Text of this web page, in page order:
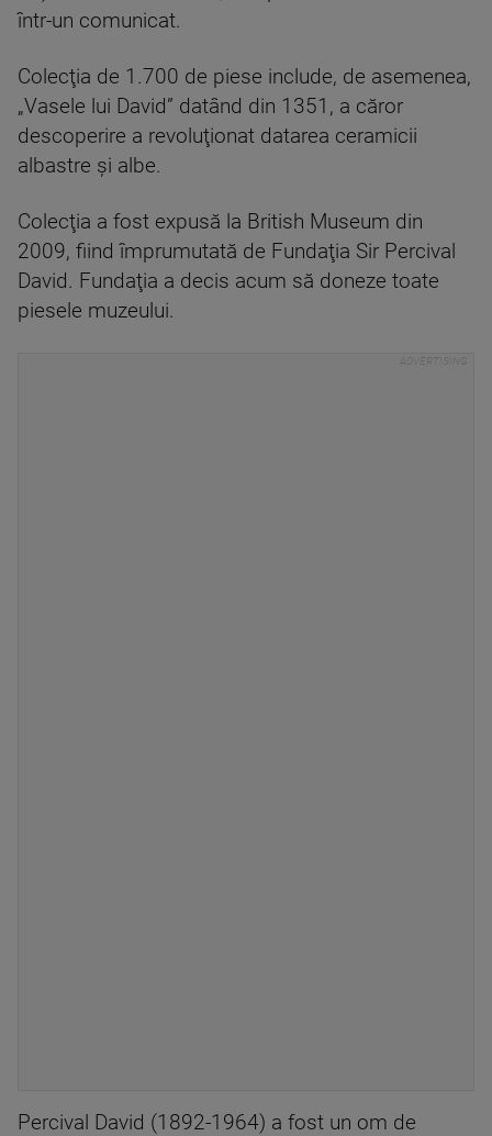
într-un comunicat.
Colecţia de 1.700 de piese include, de asemenea,
„Vasele lui David” datând din 1351, a căror
descoperire a revoluţionat datarea ceramicii
albastre şi albe.
Colecţia a fost expusă la British Museum din
2009, fiind împrumutată de Fundaţia Sir Percival
David. Fundaţia a decis acum să doneze toate
piesele muzeului.
Percival David (1892-1964) a fost un om de